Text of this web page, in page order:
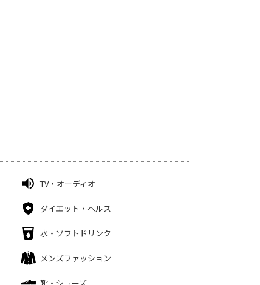
TV・オーディオ
ダイエット・ヘルス
水・ソフトドリンク
メンズファッション